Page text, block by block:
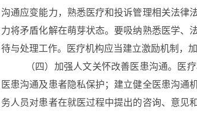
沟通应变能力，熟悉医疗和投诉管理相关法律
力将矛盾化解在萌芽状态。要吸纳熟悉医学、
待与处理工作。医疗机构应当建立激励机制，
（四）加强人文关怀改善医患沟通。医
医患沟通及患者隐私保护；建立健全医患沟通
务人员对患者在就医过程中提出的咨询、意见